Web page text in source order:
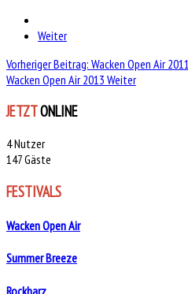
Weiter
Vorheriger Beitrag: Wacken Open Air 2011
Wacken Open Air 2013 Weiter
JETZTONLINE
4 Nutzer
147 Gäste
FESTIVALS
Wacken Open Air
Summer Breeze
Rockharz